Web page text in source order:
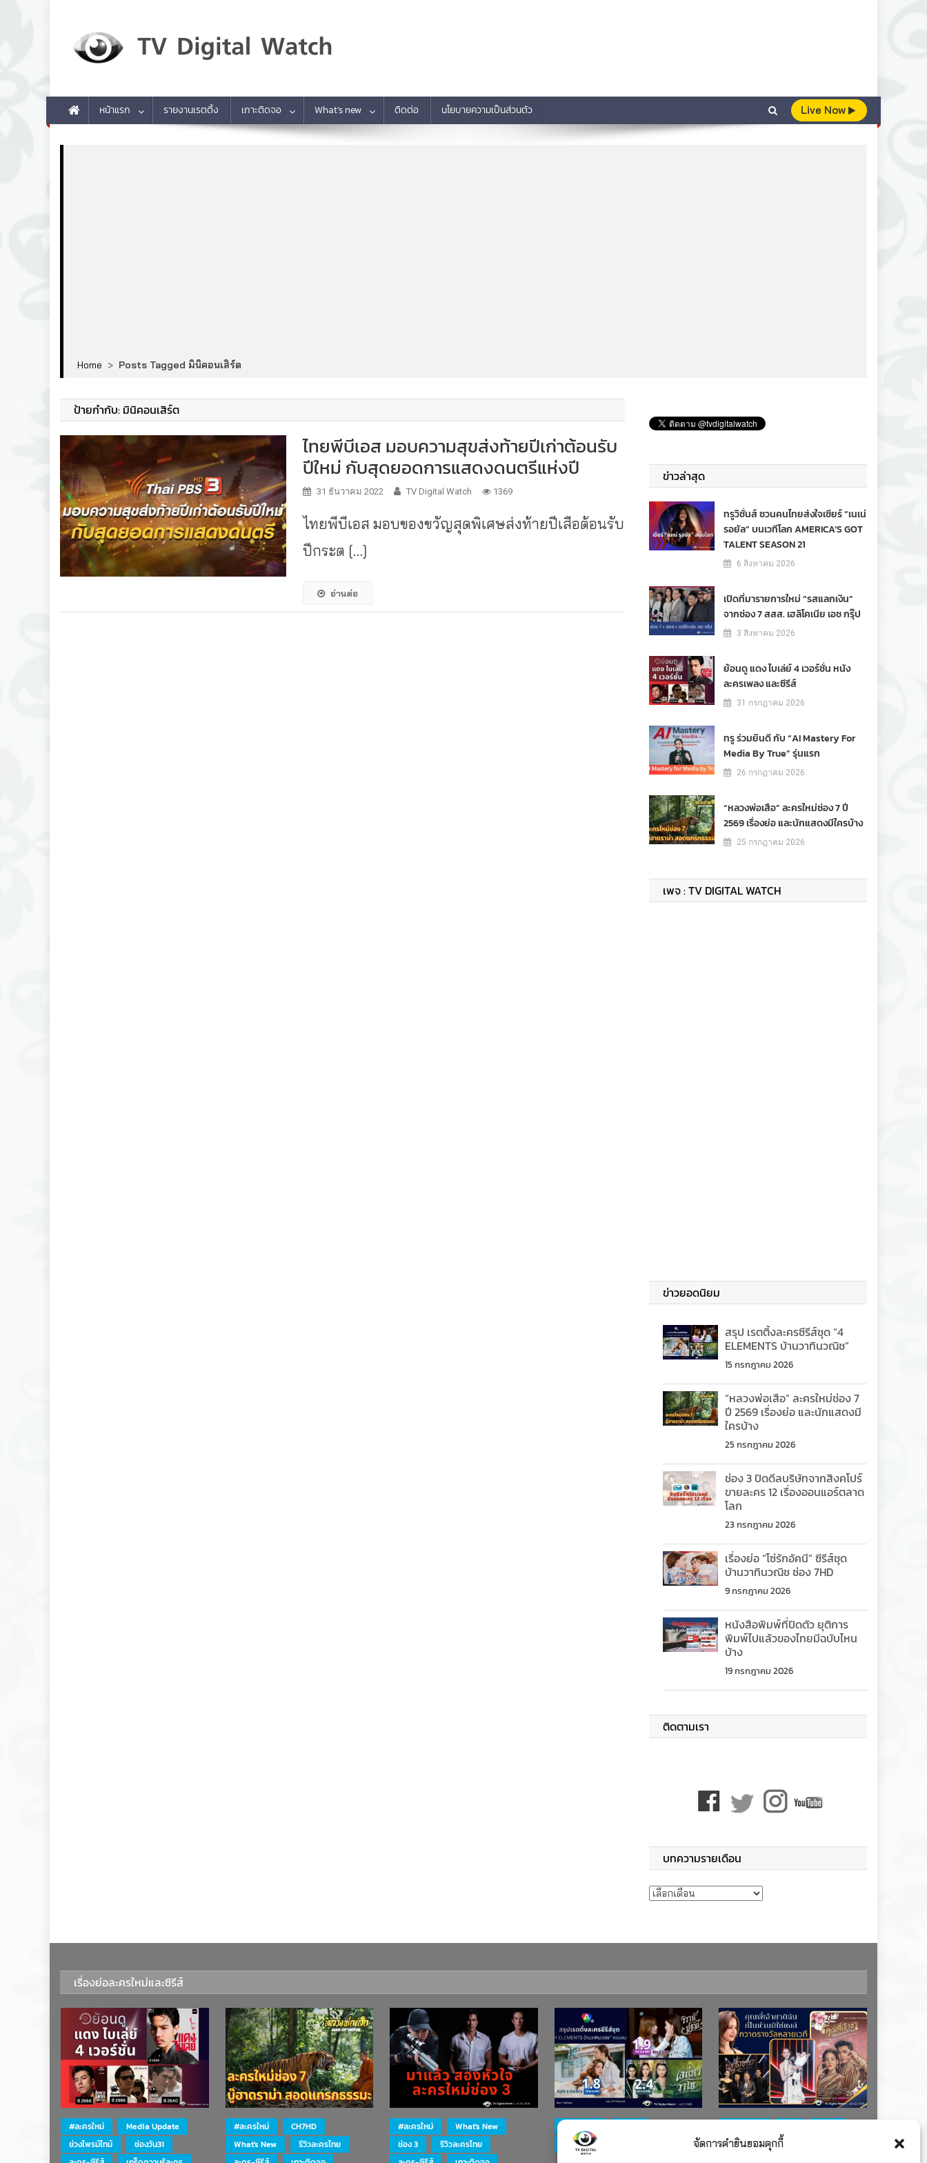
จัดการคำยินยอมคุกกี้
หน้าแรก รายงานเรตติ้ง เกาะติดจอ What’s new ติดต่อ นโยบายความเป็นส่วนตัว Live Now
Home > Posts Tagged มินิคอนเสิร์ต
ป้ายกำกับ: มินิคอนเสิร์ต
ไทยพีบีเอส มอบความสุขส่งท้ายปีเก่าต้อนรับ
ปีใหม่ กับสุดยอดการแสดงดนตรีแห่งปี
31 ธันวาคม 2022 TV Digital Watch 1369
ไทยพีบีเอส มอบของขวัญสุดพิเศษส่งท้ายปีเสือต้อนรับ
ปีกระต […]
อ่านต่อ
ข่าวล่าสุด
ทรูวิชั่นส์ ชวนคนไทยส่งใจเชียร์ “เนเน่
รอยัล” บนเวทีโลก AMERICA’S GOT
TALENT SEASON 21
6 สิงหาคม 2026
เปิดที่มารายการใหม่ “รสแลกเงิน”
จากช่อง 7 สสส. เฮลิโคเนีย เอช กรุ๊ป
3 สิงหาคม 2026
ย้อนดู แดง ไบเล่ย์ 4 เวอร์ชั่น หนัง
ละครเพลง และซีรีส์
31 กรกฎาคม 2026
ทรู ร่วมยินดี กับ “AI Mastery For
Media By True” รุ่นแรก
26 กรกฎาคม 2026
“หลวงพ่อเสือ” ละครใหม่ช่อง 7 ปี
2569 เรื่องย่อ และนักแสดงมีใครบ้าง
25 กรกฎาคม 2026
เพจ : TV DIGITAL WATCH
ข่าวยอดนิยม
สรุป เรตติ้งละครซีรีส์ชุด “4
ELEMENTS บ้านวาทินวณิช”
15 กรกฎาคม 2026
“หลวงพ่อเสือ” ละครใหม่ช่อง 7
ปี 2569 เรื่องย่อ และนักแสดงมี
ใครบ้าง
25 กรกฎาคม 2026
ช่อง 3 ปิดดีลบริษัทจากสิงคโปร์
ขายละคร 12 เรื่องออนแอร์ตลาด
โลก
23 กรกฎาคม 2026
เรื่องย่อ “โซ่รักอัคนี” ซีรีส์ชุด
บ้านวาทินวณิช ช่อง 7HD
9 กรกฎาคม 2026
หนังสือพิมพ์ที่ปิดตัว ยุติการ
พิมพ์ไปแล้วของไทยมีฉบับไหน
บ้าง
19 กรกฎาคม 2026
ติดตามเรา
บทความรายเดือน
บทความรายเดือน
เรื่องย่อละครใหม่และซีรีส์
#ละครใหม่
Media Update
ช่วงไพรม์ไทม์
ช่องวัน31
#ละครใหม่
CH7HD
What's New
รีวิวละครไทย
#ละครใหม่
What's New
ช่อง 3
รีวิวละครไทย
ละคร-ซีรีส์
รางวัล
ละคร-ซีรีส์